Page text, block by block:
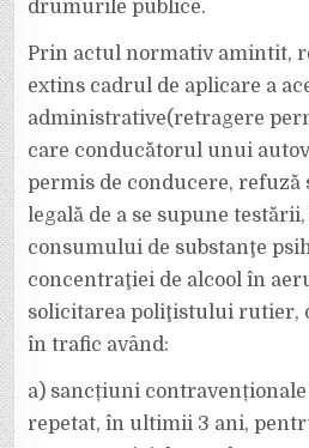
drumurile publice.
Prin actul normativ amintit,
extins cadrul de aplicare a
administrative(retragere
care conducătorul unui
permis de conducere, refuză
legală de a se supune
consumului de substanţe
concentraţiei de alcool în
solicitarea poliţistului rutier,
în trafic având:
a) sancțiuni contravenționale
repetat, în ultimii 3 ani,